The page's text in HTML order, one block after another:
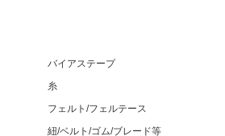
バイアステープ
糸
フェルト/フェルテース
紐/ベルト/ゴム/ブレード等